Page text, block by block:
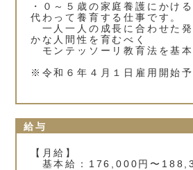
・０～５歳の家庭養護にかけ
代わって養育する仕事です。
一人一人の成長に合わせた
かな人間性を育むべく
モンテッソーリ教育法を基
※令和６年４月１日雇用開始予
給与
【月給】
基本給：176,000円〜